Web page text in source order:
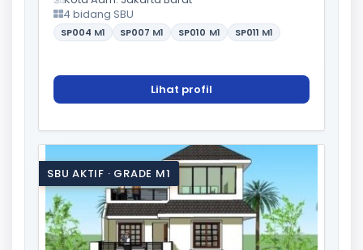
4 bidang SBU
SP004 M1 SP007 M1 SP010 M1 SP011 M1
Lihat profil
SBU AKTIF · GRADE M1